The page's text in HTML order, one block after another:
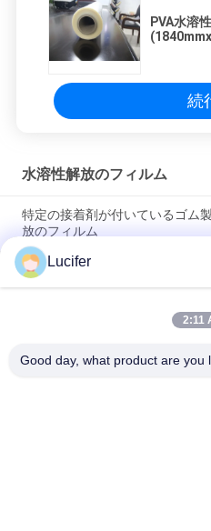
PVA水溶
続
水溶性解放のフィルム
特定の接着剤が付いているゴム
放のフィルム
1850mmx1000mx38micron クォ
ィルム
1840mmx1000mx30ミクロン
Lucifer
2:11
Good day, what product are you